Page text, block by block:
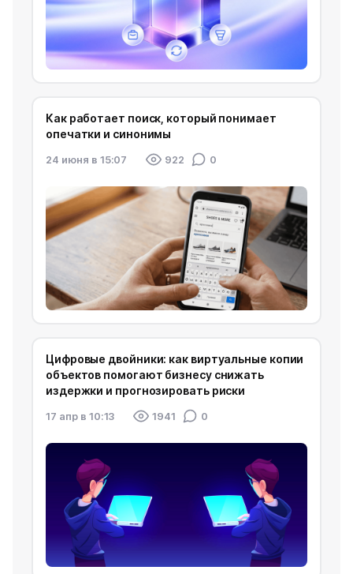
Как работает поиск, который понимает
опечатки и синонимы
24 июня в 15:07 922 0
Цифровые двойники: как виртуальные копии
объектов помогают бизнесу снижать
издержки и прогнозировать риски
17 апр в 10:13 1941 0